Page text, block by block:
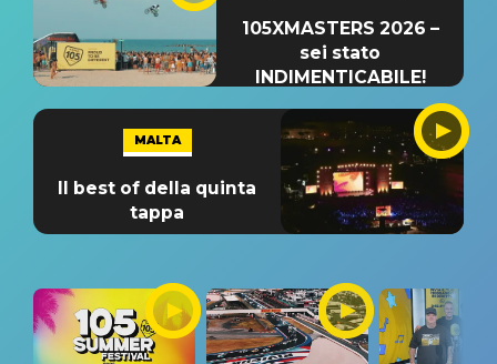
105XMASTERS 2026 –
sei stato
INDIMENTICABILE!
MALTA
Il best of della quinta
tappa